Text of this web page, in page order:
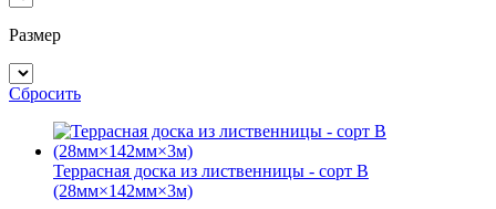
Размер
Сбросить
Террасная доска из лиственницы - сорт B
(28мм×142мм×3м)